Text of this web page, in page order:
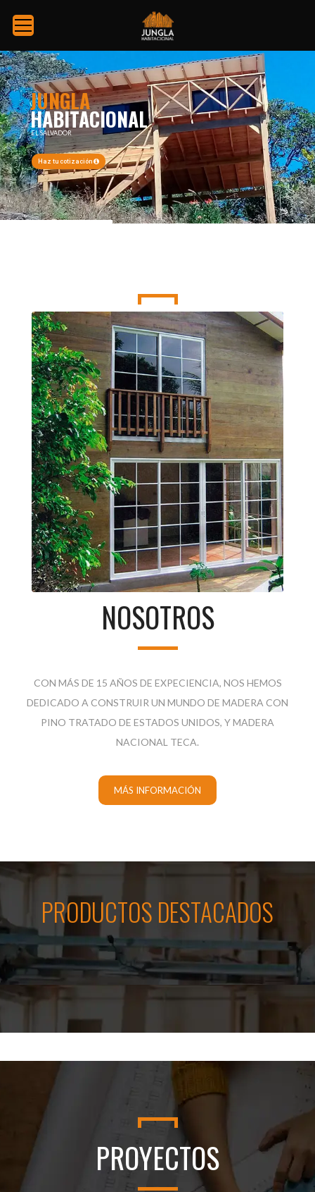
Haz tu cotización
JUNGLA
HABITACIONAL
EL SALVADOR
NOSOTROS
CON MÁS DE 15 AÑOS DE EXPECIENCIA, NOS HEMOS
DEDICADO A CONSTRUIR UN MUNDO DE MADERA CON
PINO TRATADO DE ESTADOS UNIDOS, Y MADERA
NACIONAL TECA.
MÁS INFORMACIÓN
PRODUCTOS DESTACADOS
PROYECTOS